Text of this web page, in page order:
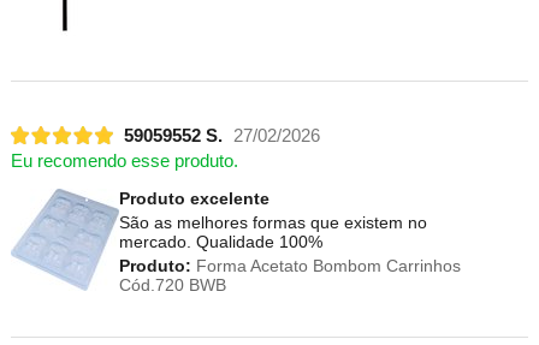
59059552 S.
27/02/2026
Eu recomendo esse produto.
Produto excelente
São as melhores formas que existem no
mercado. Qualidade 100%
Produto: Forma Acetato Bombom Carrinhos
Cód.720 BWB